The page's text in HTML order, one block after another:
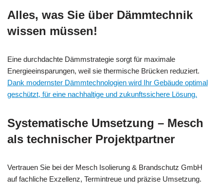
Alles, was Sie über Dämmtechnik
wissen müssen!
Eine durchdachte Dämmstrategie sorgt für maximale
Energieeinsparungen, weil sie thermische Brücken reduziert.
Dank modernster Dämmtechnologien wird Ihr Gebäude optimal
geschützt, für eine nachhaltige und zukunftssichere Lösung.
Systematische Umsetzung – Mesch
als technischer Projektpartner
Vertrauen Sie bei der Mesch Isolierung & Brandschutz GmbH
auf fachliche Exzellenz, Termintreue und präzise Umsetzung.